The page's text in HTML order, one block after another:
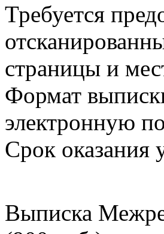
Требуется
страницы и
Формат
электронную
Срок оказания
Выписка